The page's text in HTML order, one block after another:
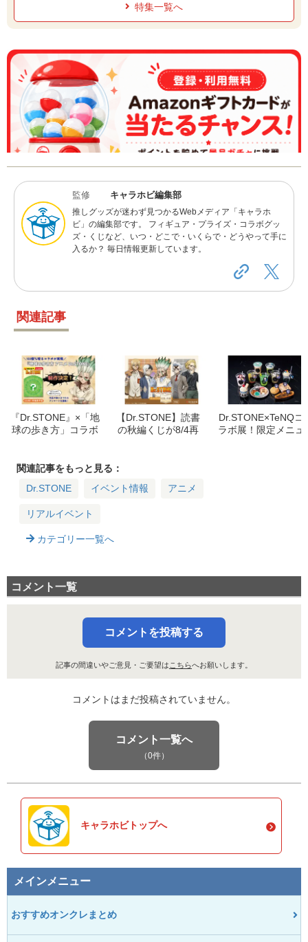
特集一覧へ
監修 キャラホビ編集部
推しグッズが迷わず見つかるWebメディア「キャラホ
ビ」の編集部です。 フィギュア・プライズ・コラボグッ
ズ・くじなど、いつ・どこで・いくらで・どうやって手に
入るか？ 毎日情報更新しています。
関連記事
『Dr.STONE』×「地
球の歩き方」コラボ
ケート情報まとめ
【Dr.STONE】読書
の秋編くじが8/4再
Dr.STONE×TeNQコ
ラボ展！限定メニュ
関連記事をもっと見る：
Dr.STONE
イベント情報 アニメ
リアルイベント
カテゴリー一覧へ
コメント一覧
コメントを投稿する
記事の間違いやご意見・ご要望は こちらへお願いします。
コメントはまだ投稿されていません。
コメント一覧へ
（0件）
キャラホビトップへ
メインメニュー
おすすめオンクレまとめ